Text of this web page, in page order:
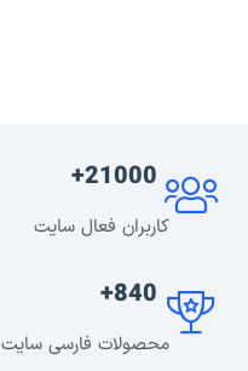
21000+
کاربران فعال سایت
840+
محصولات فارسی سایت